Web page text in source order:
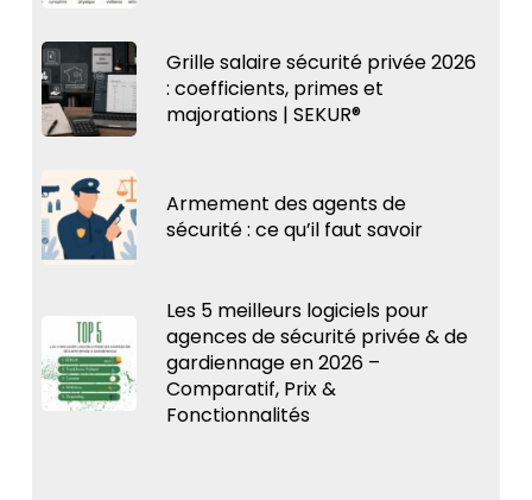
Grille salaire sécurité privée 2026
: coefficients, primes et
majorations | SEKUR®
Armement des agents de
sécurité : ce qu’il faut savoir
Les 5 meilleurs logiciels pour
agences de sécurité privée & de
gardiennage en 2026 –
Comparatif, Prix &
Fonctionnalités